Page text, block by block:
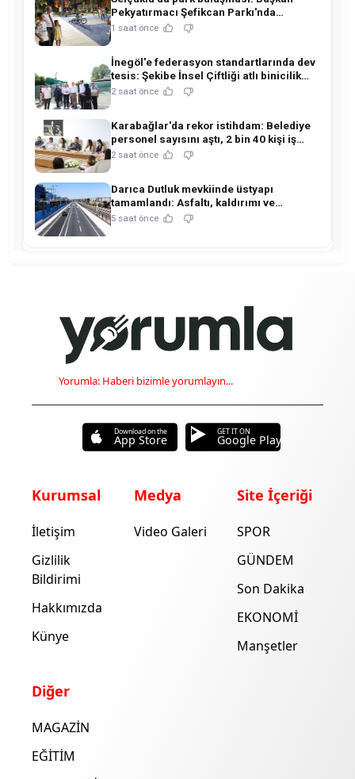
Pekyatırmacı Şefikcan Parkı'nda
hemşehrileriyle buluştu!
1 saat önce
İnegöl'e federasyon standartlarında dev
tesis: Şekibe İnsel Çiftliği atlı binicilik
merkezine dönüşüyor!
2 saat önce
Karabağlar'da rekor istihdam: Belediye
personel sayısını aştı, 2 bin 40 kişi iş
sahibi oldu!
2 saat önce
Darıca Dutluk mevkiinde üstyapı
tamamlandı: Asfaltı, kaldırımı ve
aydınlatmasıyla yenilendi!
5 saat önce
Yorumla: Haberi bizimle yorumlayın...
Download on the
App Store
GET IT ON
Google Play
Kurumsal
İletişim
Gizlilik
Bildirimi
Hakkımızda
Künye
Medya
Video Galeri
Site İçeriği
SPOR
GÜNDEM
Son Dakika
EKONOMİ
Manşetler
Diğer
MAGAZİN
EĞİTİM